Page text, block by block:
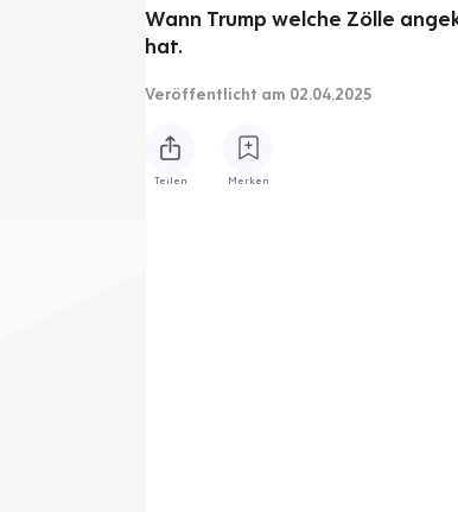
Wann Trump welche Zölle
hat.
Veröffentlicht am 02.04.2025
Teilen Merken